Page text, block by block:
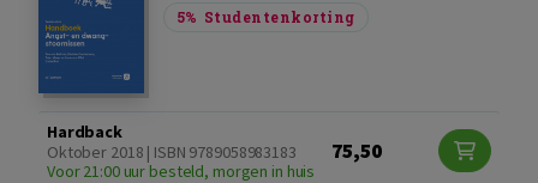
5% Studentenkorting
Hardback
Oktober 2018 | ISBN 9789058983183
Voor 21:00 uur besteld, morgen in huis
75,50